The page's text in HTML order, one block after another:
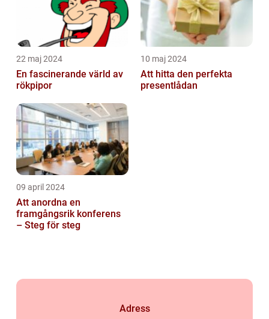
22 maj 2024
En fascinerande värld av
rökpipor
10 maj 2024
Att hitta den perfekta
presentlådan
09 april 2024
Att anordna en
framgångsrik konferens
– Steg för steg
Adress